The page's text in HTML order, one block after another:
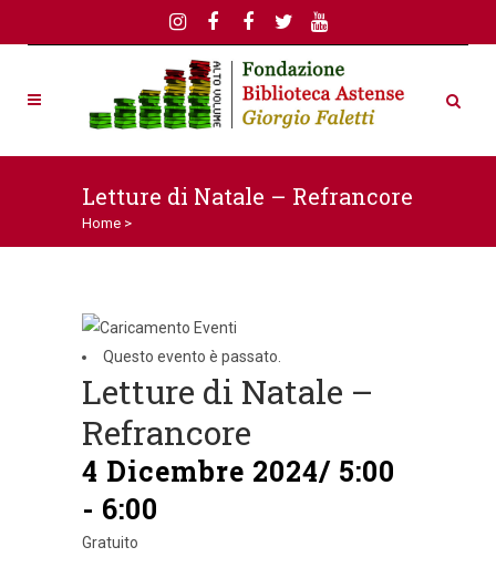
Letture di Natale – Refrancore
Home >
Questo evento è passato.
Letture di Natale –
Refrancore
4 Dicembre 2024/ 5:00
- 6:00
Gratuito